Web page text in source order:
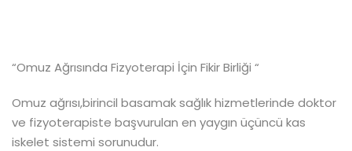
“Omuz Ağrısında Fizyoterapi İçin Fikir Birliği “
Omuz ağrısı,birincil basamak sağlık hizmetlerinde doktor
ve fizyoterapiste başvurulan en yaygın üçüncü kas
iskelet sistemi sorunudur.